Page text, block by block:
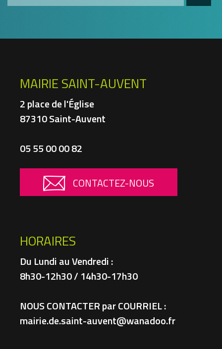
MAIRIE SAINT-AUVENT
2 place de l'Église
87310 Saint-Auvent
05 55 00 00 82
CONTACTEZ-NOUS
HORAIRES
Du Lundi au Vendredi :
8h30-12h30 / 14h30-17h30
NOUS CONTACTER par COURRIEL :
mairie.de.saint-auvent@wanadoo.fr